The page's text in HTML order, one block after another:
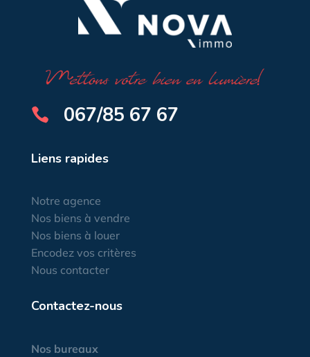
 067/85 67 67
Liens rapides
Notre agence
Nos biens à vendre
Nos biens à louer
Encodez vos critères
Nous contacter
Contactez-nous
Nos bureaux